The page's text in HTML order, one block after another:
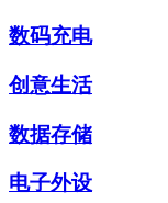
数码充电
创意生活
数据存储
电子外设